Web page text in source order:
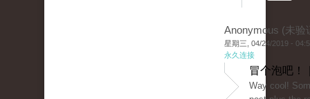
Anonymous (未验
星期三, 04/24/2019 -
永久连接
冒个泡吧！
Way co᧐l!